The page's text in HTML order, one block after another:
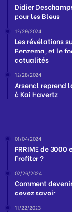
Didier
pour les Bleus
12/29/2024
Les révélations
Benzema, et le
actualités
12/28/2024
Arsenal reprend
à Kai Havertz
01/04/2024
PRRIME de 3000
Profiter ?
02/26/2024
Comment
devez savoir
11/22/2023